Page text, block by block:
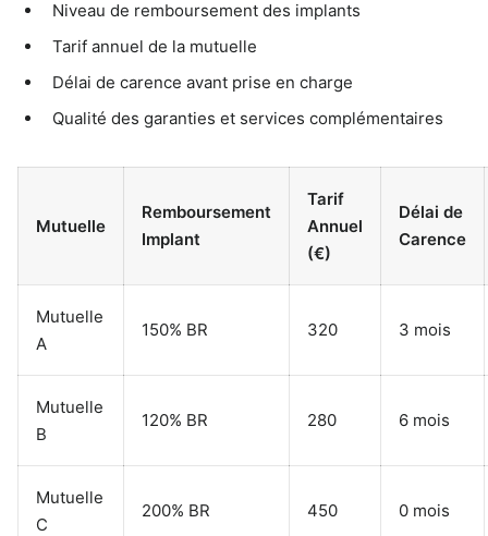
Niveau de remboursement des implants
Tarif annuel de la mutuelle
Délai de carence avant prise en charge
Qualité des garanties et services complémentaires
Mutuelle
Remboursement
Implant
Tarif
Annuel
(€)
Délai de
Carence
Mutuelle
A
150% BR 320 3 mois
Mutuelle
B
120% BR 280 6 mois
Mutuelle
C
200% BR 450 0 mois